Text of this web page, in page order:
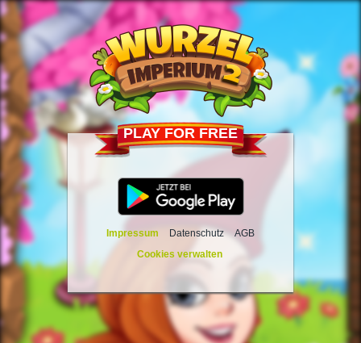
PLAY FOR FREE
Impressum Datenschutz
AGB
Cookies verwalten